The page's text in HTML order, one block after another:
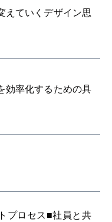
えていくデザイン思
効率化するための具
プロセス■社員と共